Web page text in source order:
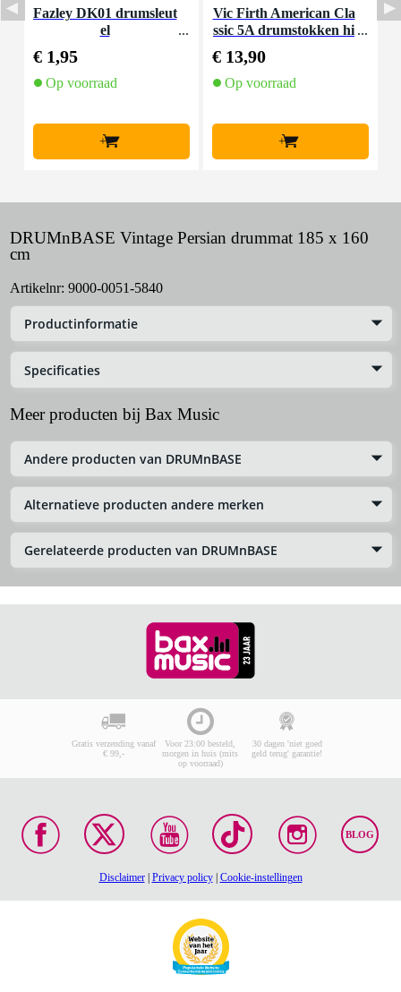
Fazley DK01 drumsleut
el
€ 1,95
Op voorraad
+
Vic Firth American Cla
ssic 5A drumstokken hi
€ 13,90
Op voorraad
+
DRUMnBASE Vintage Persian drummat 185 x 160
cm
Artikelnr: 9000-0051-5840
Productinformatie
Specificaties
Meer producten bij Bax Music
Andere producten van DRUMnBASE
Alternatieve producten andere merken
Gerelateerde producten van DRUMnBASE
Gratis verzending vanaf
€ 99,-
Voor 23:00 besteld,
morgen in huis (mits
op voorraad)
30 dagen 'niet goed
geld terug' garantie!
BLOG
Disclaimer| Privacy policy| Cookie-instellingen